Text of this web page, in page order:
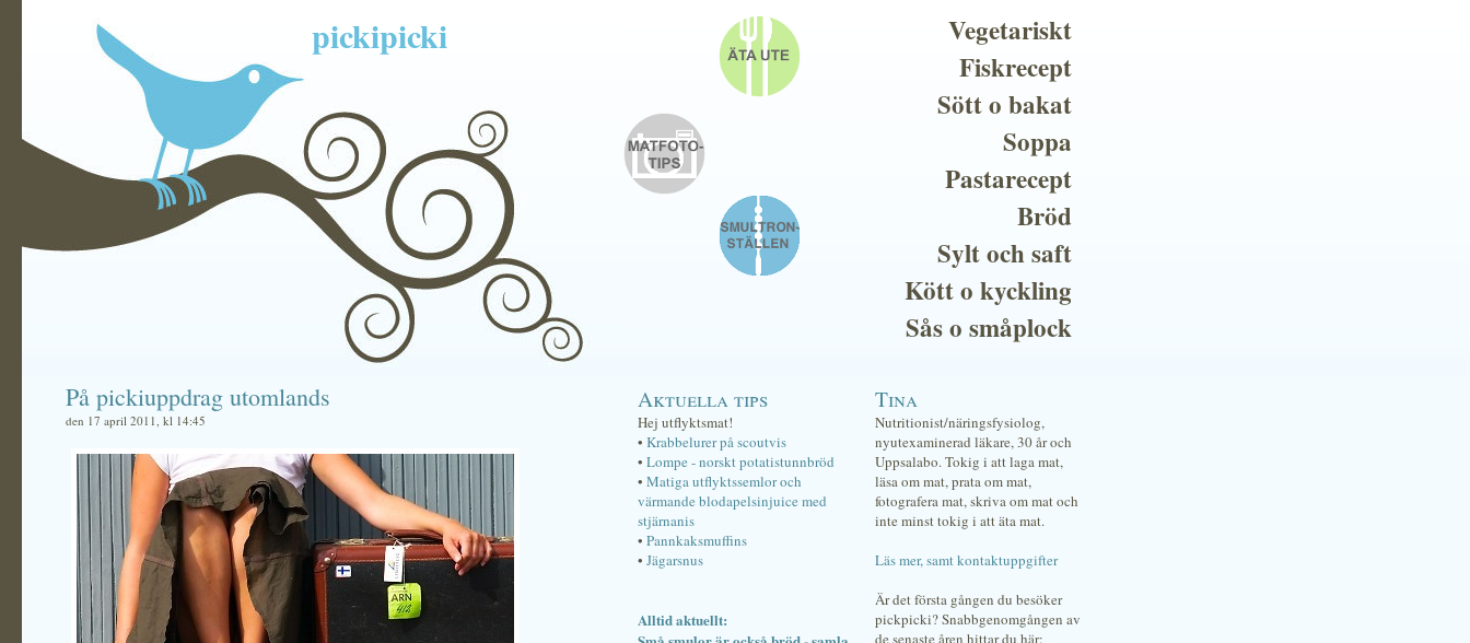
pickipicki
Vegetariskt
Fiskrecept
Sött o bakat
Soppa
Pastarecept
Bröd
Sylt och saft
Kött o kyckling
Sås o småplock
På pickiuppdrag utomlands
den 17 april 2011, kl 14:45
Aktuella tips
Hej utflyktsmat!
• Krabbelurer på scoutvis
• Lompe - norskt potatistunnbröd
• Matiga utflyktssemlor och
värmande blodapelsinjuice med
stjärnanis
• Pannkaksmuffins
• Jägarsnus
Alltid aktuellt:
Tina
Nutritionist/näringsfysiolog,
nyutexaminerad läkare, 30 år och
Uppsalabo. Tokig i att laga mat,
läsa om mat, prata om mat,
fotografera mat, skriva om mat och
inte minst tokig i att äta mat.
Läs mer, samt kontaktuppgifter
Är det första gången du besöker
pickpicki? Snabbgenomgången av
de senaste åren hittar du här: